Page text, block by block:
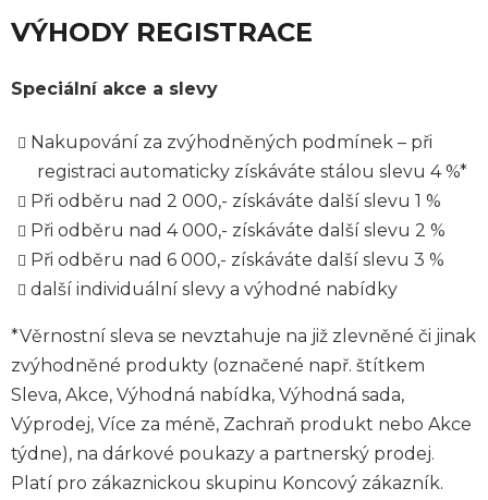
VÝHODY REGISTRACE
Speciální akce a slevy
Nakupování za zvýhodněných podmínek – při
registraci automaticky získáváte stálou slevu 4 %*
Při odběru nad 2 000,- získáváte další slevu 1 %
Při odběru nad 4 000,- získáváte další slevu 2 %
Při odběru nad 6 000,- získáváte další slevu 3 %
další individuální slevy a výhodné nabídky
*Věrnostní sleva se nevztahuje na již zlevněné či jinak
zvýhodněné produkty (označené např. štítkem
Sleva, Akce, Výhodná nabídka, Výhodná sada,
Výprodej, Více za méně, Zachraň produkt nebo Akce
týdne), na dárkové poukazy a partnerský prodej.
Platí pro zákaznickou skupinu Koncový zákazník.